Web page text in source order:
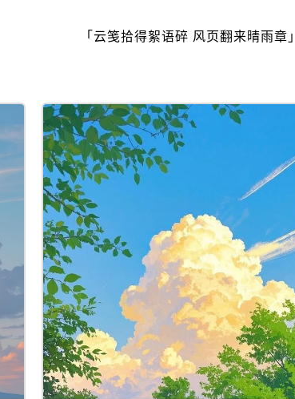
「云笺拾得絮语碎 风页翻来晴雨章」